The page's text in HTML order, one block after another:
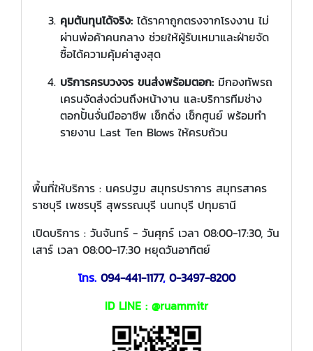
คุมต้นทุนได้จริง: ได้ราคาถูกตรงจากโรงงาน ไม่
ผ่านพ่อค้าคนกลาง ช่วยให้ผู้รับเหมาและฝ่ายจัด
ซื้อได้ความคุ้มค่าสูงสุด
บริการครบวงจร ขนส่งพร้อมตอก: มีกองทัพรถ
เครนจัดส่งด่วนถึงหน้างาน และบริการทีมช่าง
ตอกปั้นจั่นมืออาชีพ เช็กดิ่ง เช็กศูนย์ พร้อมทำ
รายงาน Last Ten Blows ให้ครบถ้วน
พื้นที่ให้บริการ : นครปฐม สมุทรปราการ สมุทรสาคร
ราชบุรี เพชรบุรี สุพรรณบุรี นนทบุรี ปทุมธานี
เปิดบริการ : วันจันทร์ - วันศุกร์ เวลา 08:00-17:30, วัน
เสาร์ เวลา 08:00-17:30 หยุดวันอาทิตย์
โทร. 094-441-1177, 0-3497-8200
ID LINE : @ruammitr